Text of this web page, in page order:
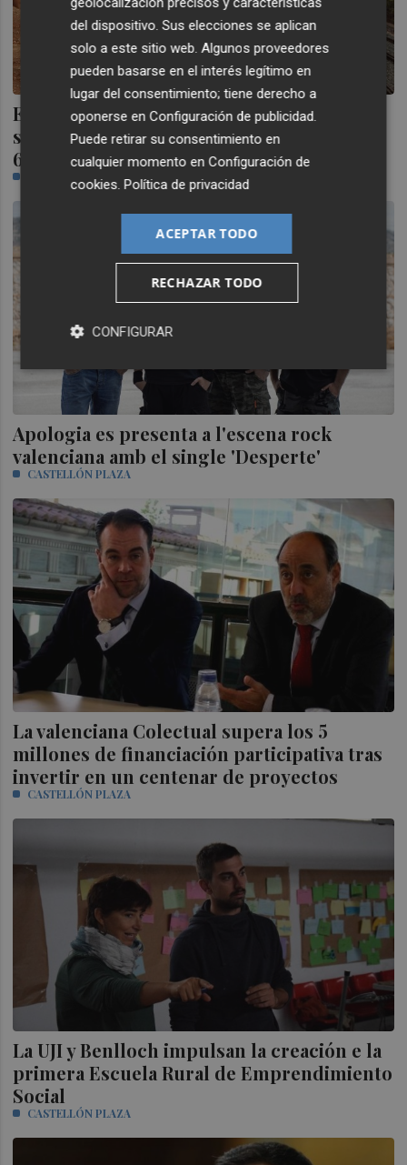
Enysa construirá las instalaciones de
seguridad de la vía de Sagunt a Teruel por
6,5 millones
RAMON OLIVARES
Apologia es presenta a l'escena rock
valenciana amb el single 'Desperte'
CASTELLÓN PLAZA
La valenciana Colectual supera los 5
millones de financiación participativa tras
invertir en un centenar de proyectos
CASTELLÓN PLAZA
La UJI y Benlloch impulsan la creación e la
primera Escuela Rural de Emprendimiento
Social
CASTELLÓN PLAZA
del dispositivo. Sus elecciones se aplican
solo a este sitio web. Algunos proveedores
pueden basarse en el interés legítimo en
lugar del consentimiento; tiene derecho a
oponerse enConfiguración de publicidad.
Puede retirar su consentimiento en
cualquier momento enConfiguración de
cookies.Política de privacidad
ACEPTAR TODO
RECHAZAR TODO
CONFIGURAR